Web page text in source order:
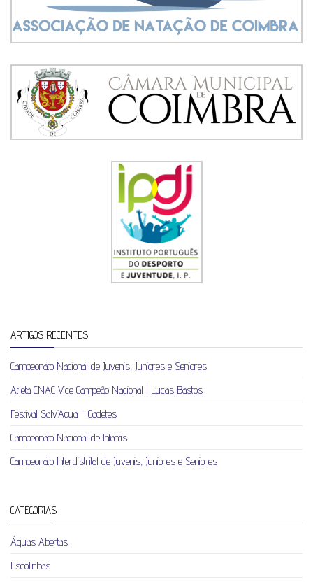
ARTIGOS RECENTES
Campeonato Nacional de Juvenis, Juniores e Seniores
Atleta CNAC Vice Campeão Nacional | Lucas Bastos
Festival Salv’Aqua – Cadetes
Campeonato Nacional de Infantis
Campeonato Interdistrital de Juvenis, Juniores e Seniores
CATEGORIAS
Águas Abertas
Escolinhas